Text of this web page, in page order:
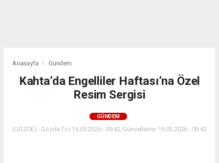
Anasayfa Gündem
Kahta’da Engelliler Haftası’na Özel
Resim Sergisi
GÜNDEM
(GÖZDE) - Gözde Tv | 15.05.2026 - 09:42, Güncelleme: 15.05.2026 - 09:42